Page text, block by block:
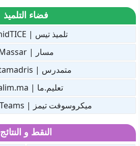
فضاء التلميذ
تلميذ تيس | TelmidTICE
مسار | Massar
متمدرس | Moutamadris
تعليم.ما | Taalim.ma
ميكروسوفت تيمز | Microsoft Teams
النقط و النتائج